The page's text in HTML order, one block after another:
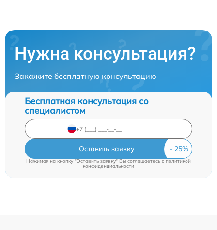
Нужна консультация?
Закажите бесплатную консультацию
Бесплатная консультация со
специалистом
Оставить заявку
Нажимая на кнопку "Оставить заявку" Вы соглашаетесь cполитикой
конфиденциальности